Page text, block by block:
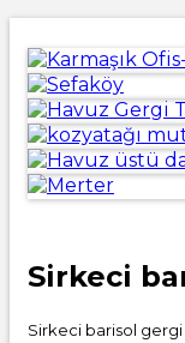
Sirkeci
Sirkeci barisol gergi